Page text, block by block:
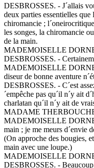
DESBROSSES. - J´allais
deux parties essentielles
chiromancie ;
les songes, la chiromancie
de la main.
MADEMOISELLE
DESBROSSES. -
MADEMOISELLE
diseur de bonne aventure
DESBROSSES. - C´est
´empêche pas qu´il n´y ait
charlatan qu´il n´y ait de
MADAME
MADEMOISELLE
main ; je me meurs d´envie
(On approche des bougies,
main avec une loupe.)
MADEMOISELLE
DESBROSSES. -